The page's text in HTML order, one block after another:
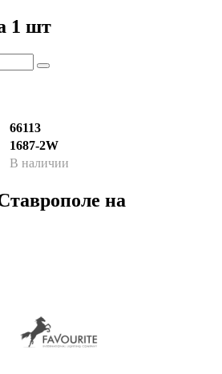
1 шт
66113
1687-2W
В наличии
на